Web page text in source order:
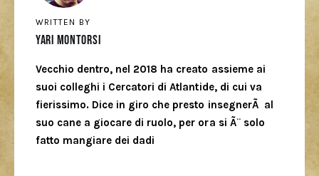
WRITTEN BY
Yari Montorsi
Vecchio dentro, nel 2018 ha creato assieme ai
suoi colleghi i Cercatori di Atlantide, di cui va
fierissimo. Dice in giro che presto insegnerÃ al
suo cane a giocare di ruolo, per ora si Ã¨ solo
fatto mangiare dei dadi